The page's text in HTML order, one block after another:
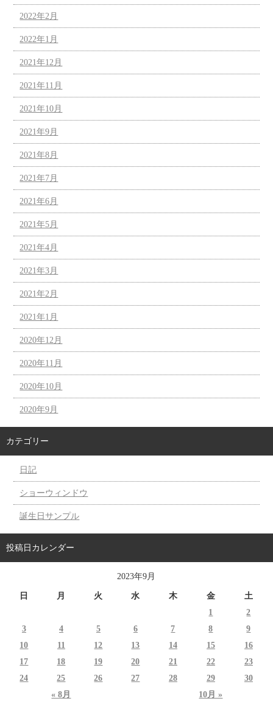
2022年2月
2022年1月
2021年12月
2021年11月
2021年10月
2021年9月
2021年8月
2021年7月
2021年6月
2021年5月
2021年4月
2021年3月
2021年2月
2021年1月
2020年12月
2020年11月
2020年10月
2020年9月
カテゴリー
日記
ショーウィンドウ
誕生日サンプル
投稿日カレンダー
2023年9月
日 月 火 水 木 金 土
« 8月 10月 »
1
2
3
4 5 6 7 8
9
10
11 12 13 14 15
16
17
18 19 20 21 22
23
24
25 26 27 28 29 30